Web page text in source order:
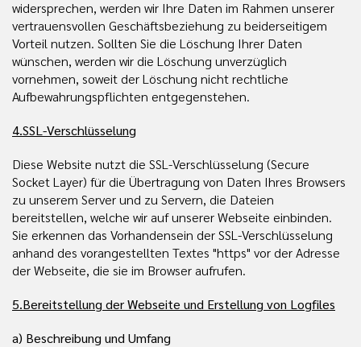
widersprechen, werden wir Ihre Daten im Rahmen unserer
vertrauensvollen Geschäftsbeziehung zu beiderseitigem
Vorteil nutzen. Sollten Sie die Löschung Ihrer Daten
wünschen, werden wir die Löschung unverzüglich
vornehmen, soweit der Löschung nicht rechtliche
Aufbewahrungspflichten entgegenstehen.
4.SSL-Verschlüsselung
Diese Website nutzt die SSL-Verschlüsselung (Secure
Socket Layer) für die Übertragung von Daten Ihres Browsers
zu unserem Server und zu Servern, die Dateien
bereitstellen, welche wir auf unserer Webseite einbinden.
Sie erkennen das Vorhandensein der SSL-Verschlüsselung
anhand des vorangestellten Textes "https" vor der Adresse
der Webseite, die sie im Browser aufrufen.
5.Bereitstellung der Webseite und Erstellung von Logfiles
a) Beschreibung und Umfang